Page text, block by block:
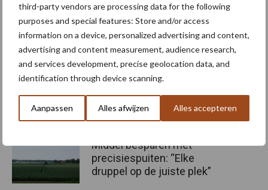
third-party vendors are processing data for the following
purposes and special features: Store and/or access
information on a device, personalized advertising and content,
advertising and content measurement, audience research,
and services development, precise geolocation data, and
identification through device scanning.
Aanpassen Alles afwijzen Alles accepteren
Meer artikelen over duurzaam
ondernemen
Bruggen bouwen naar Oost-
Europa
Middel besparen met
precisiespuiten: “Elke
druppel op de juiste plek”